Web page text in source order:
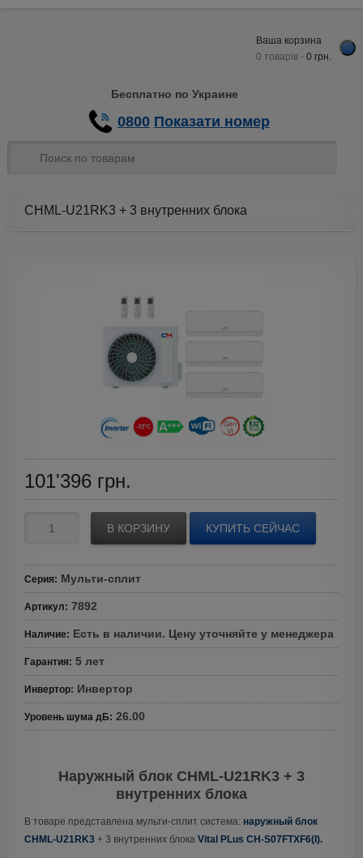
Ваша корзина
0 товарів -0 грн.
Бесплатно по Украине
0800 Показати номер
CHML-U21RK3 + 3 внутренних блока
101'396грн.
В КОРЗИНУ КУПИТЬ СЕЙЧАС
Серия: Мульти-сплит
Артикул: 7892
Наличие: Есть в наличии. Цену уточняйте у менеджера
Гарантия: 5 лет
Инвертор: Инвертор
Уровень шума дБ: 26.00
Наружный блок CHML-U21RK3 + 3
внутренних блока
В товаре представлена мульти-сплит система: наружный блок
CHML-U21RK3+ 3 внутренних блока Vital PLus CH-S07FTXF6(I).